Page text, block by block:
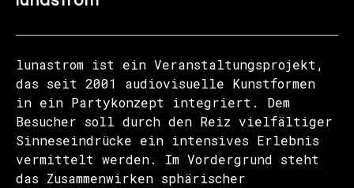
lunastrom ist ein Veranstaltungsprojekt,
das seit 2001 audiovisuelle Kunstformen
in ein Partykonzept integriert. Dem
Besucher soll durch den Reiz vielfältiger
Sinneseindrücke ein intensives Erlebnis
vermittelt werden. Im Vordergrund steht
das Zusammenwirken sphärischer